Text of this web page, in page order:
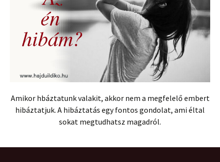
Amikor hbáztatunk valakit, akkor nem a megfelelő embert
hibáztatjuk. A hibáztatás egy fontos gondolat, ami éltal
sokat megtudhatsz magadról.